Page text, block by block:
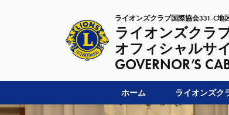
ライオンズクラブ国際協会331-C地
ライオンズクラ
オフィシャルサイ
GOVERNOR’S
ホーム ライオンズク